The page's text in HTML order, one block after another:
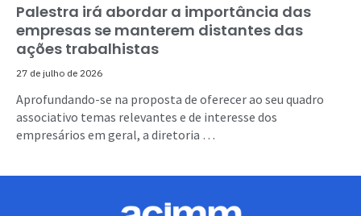
Palestra irá abordar a importância das
empresas se manterem distantes das
ações trabalhistas
27 de julho de 2026
Aprofundando-se na proposta de oferecer ao seu quadro
associativo temas relevantes e de interesse dos
empresários em geral, a diretoria …